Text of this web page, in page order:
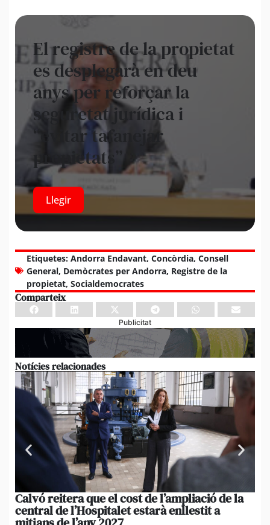
El registre de la propietat
es desplegarà en deu
anys per reforçar la
seguretat jurídica i
“evitar tafanejar
propietats”
Llegir
Etiquetes: Andorra Endavant, Concòrdia, Consell
General, Demòcrates per Andorra, Registre de la
propietat, Socialdemocrates
Comparteix
Publicitat
Notícies relacionades
Calvó reitera que el cost de l’ampliació de la
central de l’Hospitalet estarà enllestit a